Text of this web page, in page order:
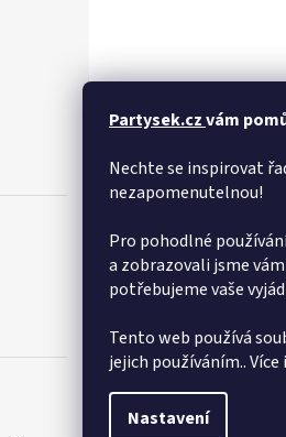
Partysek.czvám
Nechte se inspirovat
nezapomenutelnou!
Pro pohodlné
a zobrazovali jsme
potřebujeme vaše
Tento web používá
jejich používáním..
Nastavení